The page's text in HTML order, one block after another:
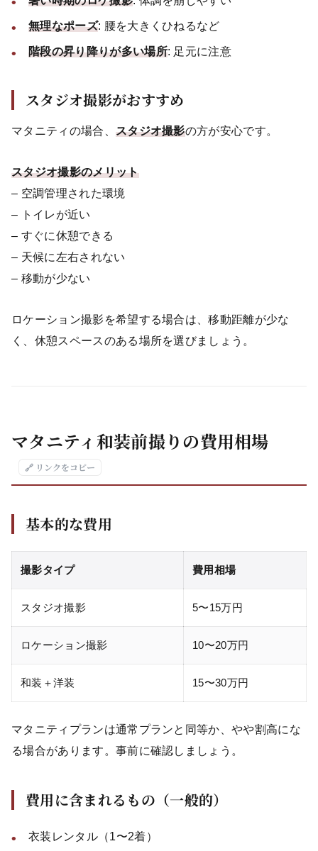
無理なポーズ: 腰を大きくひねるなど
階段の昇り降りが多い場所: 足元に注意
スタジオ撮影がおすすめ
マタニティの場合、 スタジオ撮影の方が安心です。
スタジオ撮影のメリット
– 空調管理された環境
– トイレが近い
– すぐに休憩できる
– 天候に左右されない
– 移動が少ない
ロケーション撮影を希望する場合は、移動距離が少な
く、休憩スペースのある場所を選びましょう。
マタニティ和装前撮りの費用相場
🔗 リンクをコピー
基本的な費用
撮影タイプ 費用相場
スタジオ撮影 5〜15万円
ロケーション撮影 10〜20万円
和装＋洋装 15〜30万円
マタニティプランは通常プランと同等か、やや割高にな
る場合があります。事前に確認しましょう。
費用に含まれるもの（一般的）
衣装レンタル（1〜2着）